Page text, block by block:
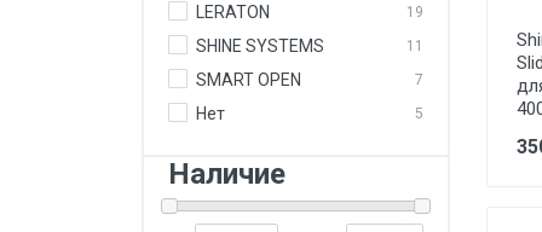
LERATON 19
SHINE SYSTEMS 11
SMART OPEN 7
Нет 5
Наличие